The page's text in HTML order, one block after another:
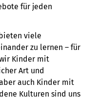
für jeden
viele
zu lernen – für
Kinder mit
Art und
auch Kinder mit
Kulturen sind uns